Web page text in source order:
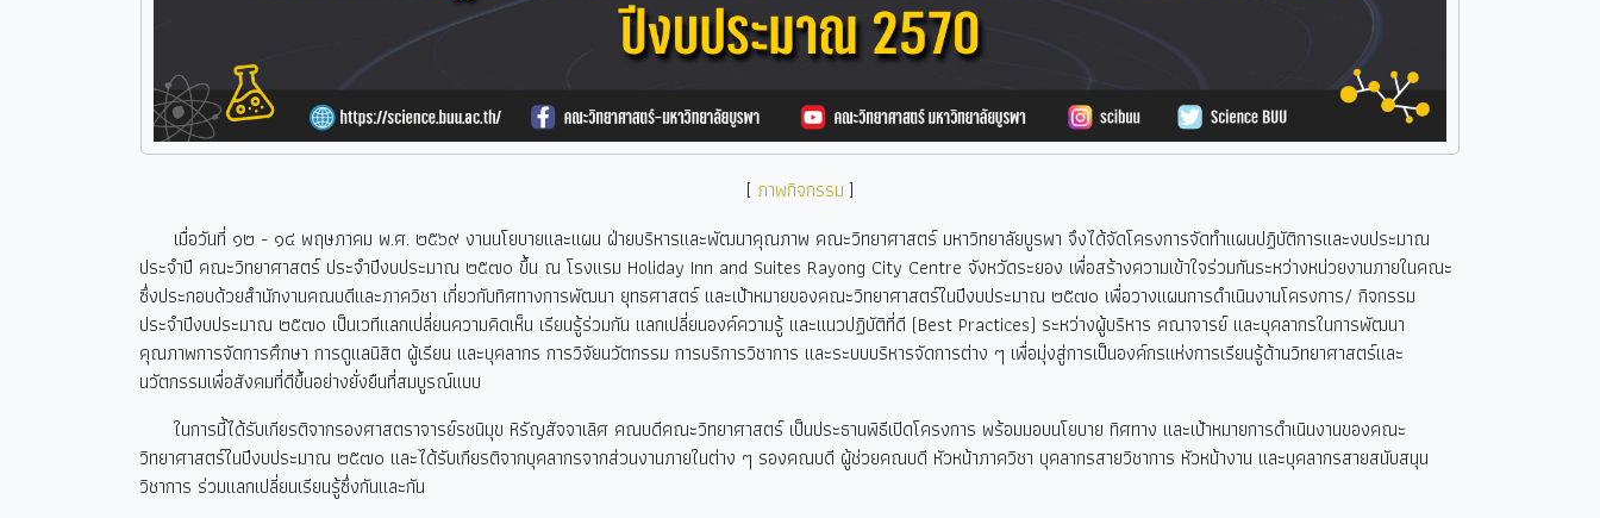
[ ภาพกิจกรรม ]
เมื่อวันที่ ๑๒ - ๑๔ พฤษภาคม พ.ศ. ๒๕๖๙ งานนโยบายและแผน ฝ่ายบริหารและพัฒนาคุณภาพ คณะวิทยาศาสตร์ มหาวิทยาลัยบูรพา จึงได้จัดโครงการจัดทำแผนปฏิบัติการและงบประมาณ
ประจำปี คณะวิทยาศาสตร์ ประจำปีงบประมาณ ๒๕๗๐ ขึ้น ณ โรงแรม Holiday Inn and Suites Rayong City Centre จังหวัดระยอง เพื่อสร้างความเข้าใจร่วมกันระหว่างหน่วยงานภายในคณะ
ซึ่งประกอบด้วยสำนักงานคณบดีและภาควิชา เกี่ยวกับทิศทางการพัฒนา ยุทธศาสตร์ และเป้าหมายของคณะวิทยาศาสตร์ในปีงบประมาณ ๒๕๗๐ เพื่อวางแผนการดำเนินงานโครงการ/ กิจกรรม
ประจำปีงบประมาณ ๒๕๗๐ เป็นเวทีแลกเปลี่ยนความคิดเห็น เรียนรู้ร่วมกัน แลกเปลี่ยนองค์ความรู้ และแนวปฏิบัติที่ดี (Best Practices) ระหว่างผู้บริหาร คณาจารย์ และบุคลากรในการพัฒนา
คุณภาพการจัดการศึกษา การดูแลนิสิต ผู้เรียน และบุคลากร การวิจัยนวัตกรรม การบริการวิชาการ และระบบบริหารจัดการต่าง ๆ เพื่อมุ่งสู่การเป็นองค์กรแห่งการเรียนรู้ด้านวิทยาศาสตร์และ
นวัตกรรมเพื่อสังคมที่ดีขึ้นอย่างยั่งยืนที่สมบูรณ์แบบ
ในการนี้ได้รับเกียรติจากรองศาสตราจารย์รชนิมุข หิรัญสัจจาเลิศ คณบดีคณะวิทยาศาสตร์ เป็นประธานพิธีเปิดโครงการ พร้อมมอบนโยบาย ทิศทาง และเป้าหมายการดำเนินงานของคณะ
วิทยาศาสตร์ในปีงบประมาณ ๒๕๗๐ และได้รับเกียรติจากบุคลากรจากส่วนงานภายในต่าง ๆ รองคณบดี ผู้ช่วยคณบดี หัวหน้าภาควิชา บุคลากรสายวิชาการ หัวหน้างาน และบุคลากรสายสนับสนุน
วิชาการ ร่วมแลกเปลี่ยนเรียนรู้ซึ่งกันและกัน